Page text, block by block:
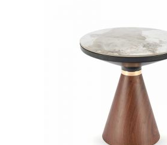
TOVÁBB OLVASOM